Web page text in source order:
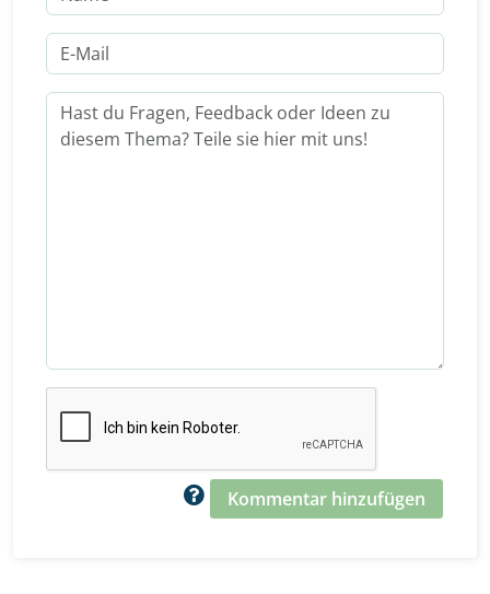
Kommentar hinzufügen